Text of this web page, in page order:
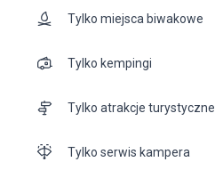
Tylko miejsca biwakowe
Tylko kempingi
Tylko atrakcje turystyczne
Tylko serwis kampera